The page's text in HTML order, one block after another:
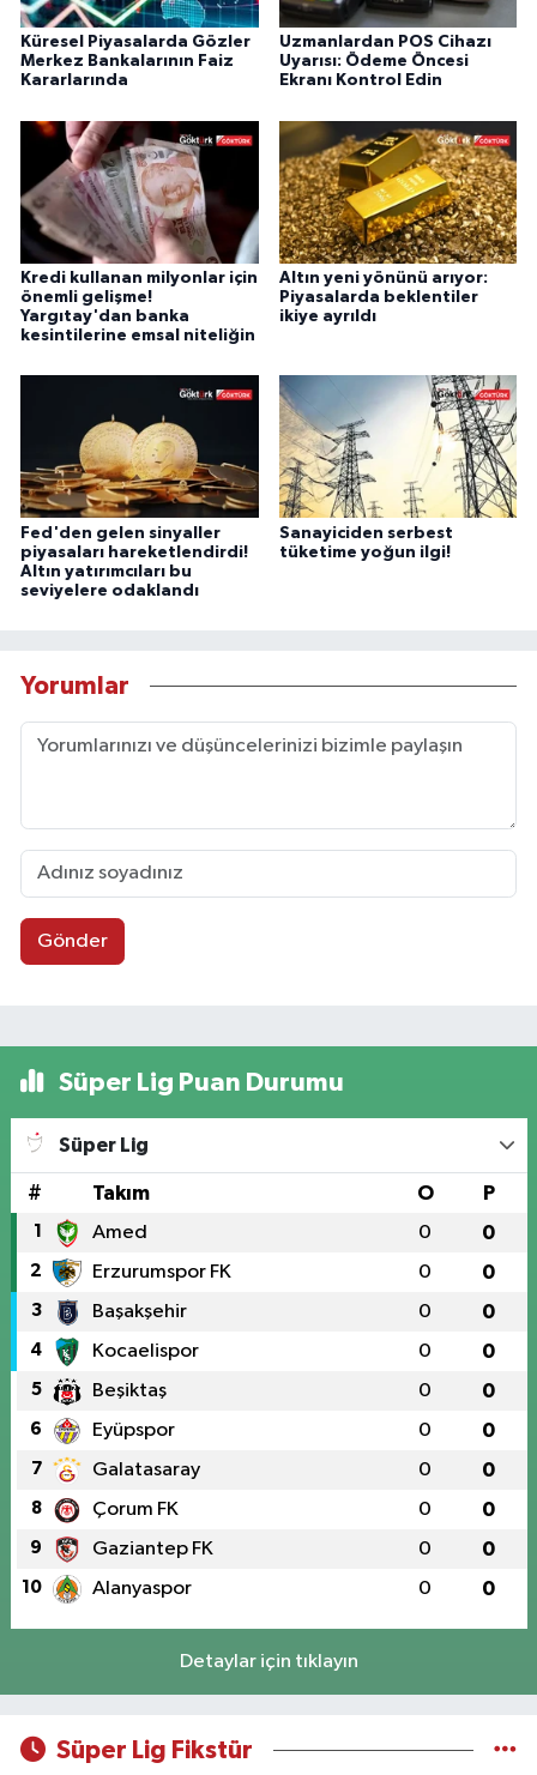
Küresel Piyasalarda Gözler
Merkez Bankalarının Faiz
Kararlarında
Uzmanlardan POS Cihazı
Uyarısı: Ödeme Öncesi
Ekranı Kontrol Edin
Kredi kullanan milyonlar için
önemli gelişme!
Yargıtay'dan banka
kesintilerine emsal niteliğin
Altın yeni yönünü arıyor:
Piyasalarda beklentiler
ikiye ayrıldı
Fed'den gelen sinyaller
piyasaları hareketlendirdi!
Altın yatırımcıları bu
seviyelere odaklandı
Sanayiciden serbest
tüketime yoğun ilgi!
Yorumlar
Gönder
Süper Lig Puan Durumu
Süper Lig
# Takım O P
1 Amed 0 0
2 Erzurumspor FK 0 0
3 Başakşehir 0 0
4 Kocaelispor 0 0
5 Beşiktaş 0 0
6 Eyüpspor 0 0
7 Galatasaray 0 0
8 Çorum FK 0 0
9 Gaziantep FK 0 0
10 Alanyaspor 0 0
Detaylar için tıklayın
Süper Lig Fikstür